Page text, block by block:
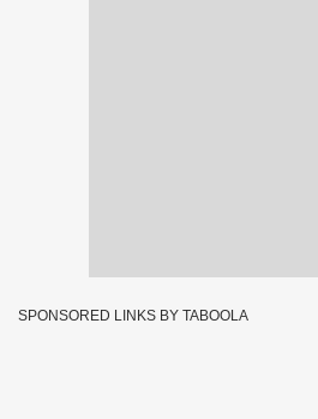
SPONSORED LINKS BY TABOOLA